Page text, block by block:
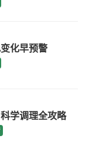
化早预警
学调理全攻略